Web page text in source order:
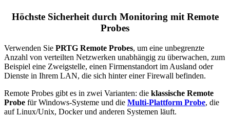
Höchste Sicherheit durch Monitoring mit Remote
Probes
Verwenden Sie PRTG Remote Probes, um eine unbegrenzte
Anzahl von verteilten Netzwerken unabhängig zu überwachen, zum
Beispiel eine Zweigstelle, einen Firmenstandort im Ausland oder
Dienste in Ihrem LAN, die sich hinter einer Firewall befinden.
Remote Probes gibt es in zwei Varianten: die klassische Remote
Probe für Windows-Systeme und die Multi-Plattform Probe, die
auf Linux/Unix, Docker und anderen Systemen läuft.